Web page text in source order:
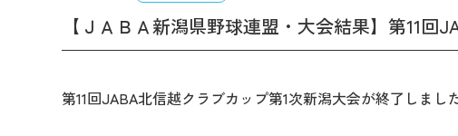
【ＪＡＢＡ新潟県野球連盟・大会結果】第11回
第11回JABA北信越クラブカップ第1次新潟大会が終了しまし